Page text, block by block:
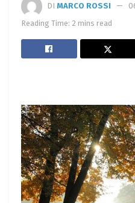
DI MARCO ROSSI
Reading Time: 2 mins read